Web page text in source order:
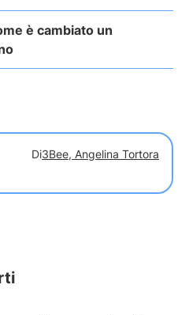
è cambiato un
Di3Bee, Angelina Tortora